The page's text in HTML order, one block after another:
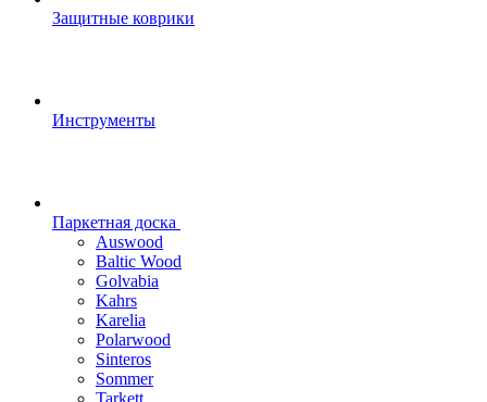
Защитные коврики
Инструменты
Паркетная доска
Auswood
Baltic Wood
Golvabia
Kahrs
Karelia
Polarwood
Sinteros
Sommer
Tarkett